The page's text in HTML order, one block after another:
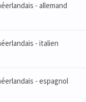
- allemand
- italien
- espagnol